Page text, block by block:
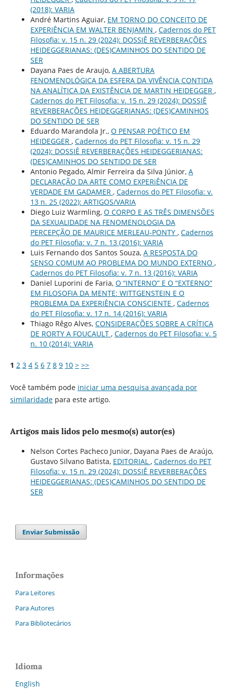
(2018): VARIA
André Martins Aguiar, EM TORNO DO CONCEITO DE
EXPERIÊNCIA EM WALTER BENJAMIN , Cadernos do PET
Filosofia: v. 15 n. 29 (2024): DOSSIÊ REVERBERAÇÕES
HEIDEGGERIANAS: (DES)CAMINHOS DO SENTIDO DE
SER
Dayana Paes de Araujo, A ABERTURA
FENOMENOLÓGICA DA ESFERA DA VIVÊNCIA CONTIDA
NA ANALÍTICA DA EXISTÊNCIA DE MARTIN HEIDEGGER ,
Cadernos do PET Filosofia: v. 15 n. 29 (2024): DOSSIÊ
REVERBERAÇÕES HEIDEGGERIANAS: (DES)CAMINHOS
DO SENTIDO DE SER
Eduardo Marandola Jr., O PENSAR POÉTICO EM
HEIDEGGER , Cadernos do PET Filosofia: v. 15 n. 29
(2024): DOSSIÊ REVERBERAÇÕES HEIDEGGERIANAS:
(DES)CAMINHOS DO SENTIDO DE SER
Antonio Pegado, Almir Ferreira da Silva Júnior, A
DECLARAÇÃO DA ARTE COMO EXPERiÊNCIA DE
VERDADE EM GADAMER , Cadernos do PET Filosofia: v.
13 n. 25 (2022): ARTIGOS/VARIA
Diego Luiz Warmling, O CORPO E AS TRÊS DIMENSÕES
DA SEXUALIDADE NA FENOMENOLOGIA DA
PERCEPÇÃO DE MAURICE MERLEAU-PONTY , Cadernos
do PET Filosofia: v. 7 n. 13 (2016): VARIA
Luis Fernando dos Santos Souza, A RESPOSTA DO
SENSO COMUM AO PROBLEMA DO MUNDO EXTERNO ,
Cadernos do PET Filosofia: v. 7 n. 13 (2016): VARIA
Daniel Luporini de Faria, O “INTERNO” E O “EXTERNO”
EM FILOSOFIA DA MENTE: WITTGENSTEIN E O
PROBLEMA DA EXPERIÊNCIA CONSCIENTE , Cadernos
do PET Filosofia: v. 17 n. 14 (2016): VARIA
Thiago Rêgo Alves, CONSIDERAÇÕES SOBRE A CRÍTICA
DE RORTY A FOUCAULT , Cadernos do PET Filosofia: v. 5
n. 10 (2014): VARIA
1 2 3 4 5 6 7 8 9 10 > >>
Você também pode iniciar uma pesquisa avançada por
similaridadepara este artigo.
Artigos mais lidos pelo mesmo(s) autor(es)
Nelson Cortes Pacheco Junior, Dayana Paes de Araújo,
Gustavo Silvano Batista, EDITORIAL , Cadernos do PET
Filosofia: v. 15 n. 29 (2024): DOSSIÊ REVERBERAÇÕES
HEIDEGGERIANAS: (DES)CAMINHOS DO SENTIDO DE
SER
Enviar Submissão
Informações
Para Leitores
Para Autores
Para Bibliotecários
Idioma
English